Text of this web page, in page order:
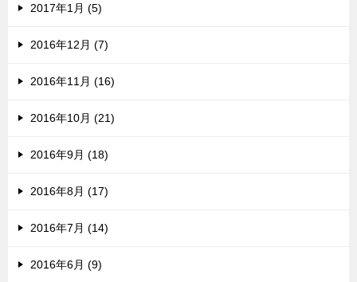
2017年1月 (5)
2016年12月 (7)
2016年11月 (16)
2016年10月 (21)
2016年9月 (18)
2016年8月 (17)
2016年7月 (14)
2016年6月 (9)